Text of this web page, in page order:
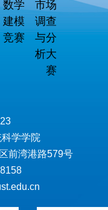
数学
建模
竞赛
市场
调查
与分
析大
赛
学学院
前湾港路579号